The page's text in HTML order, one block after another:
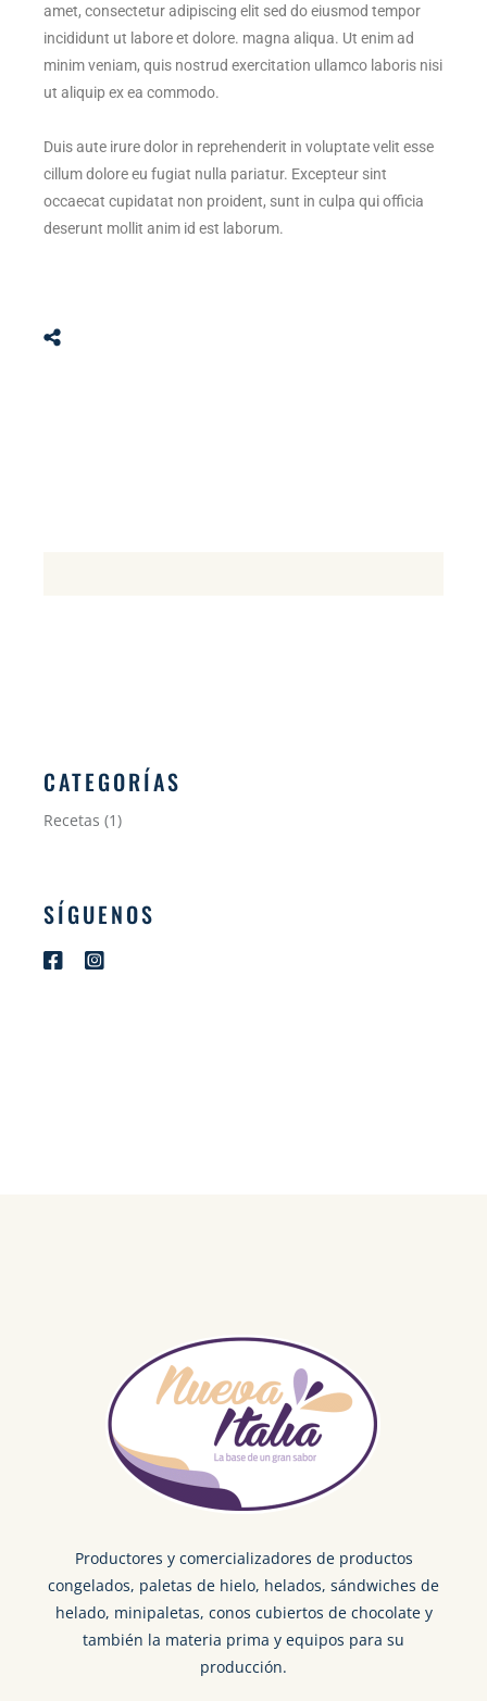
amet, consectetur adipiscing elit sed do eiusmod tempor
incididunt ut labore et dolore. magna aliqua. Ut enim ad
minim veniam, quis nostrud exercitation ullamco laboris nisi
ut aliquip ex ea commodo.
Duis aute irure dolor in reprehenderit in voluptate velit esse
cillum dolore eu fugiat nulla pariatur. Excepteur sint
occaecat cupidatat non proident, sunt in culpa qui officia
deserunt mollit anim id est laborum.
CATEGORÍAS
Recetas (1)
SÍGUENOS
Productores y comercializadores de productos
congelados, paletas de hielo, helados, sándwiches de
helado, minipaletas, conos cubiertos de chocolate y
también la materia prima y equipos para su
producción.